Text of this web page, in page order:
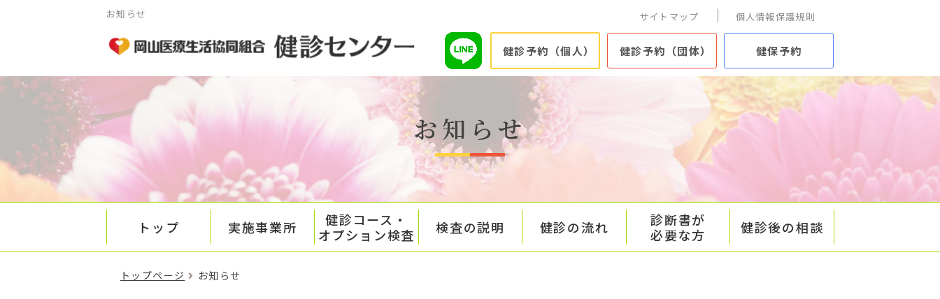
お知らせ サイトマップ 個人情報保護規則
健診予約（個人） 健診予約（団体） 健保予約
お知らせ
トップ 実施事業所
健診コース・
オプション検査
検査の説明 健診の流れ
診断書が
必要な方
健診後の相談
トップページ お知らせ